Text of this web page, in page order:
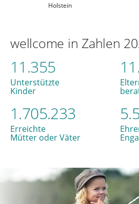
Holstein
wellcome in Zahlen
11.355
Unterstützte
Kinder
1.705.233
Erreichte
Mütter oder Väter